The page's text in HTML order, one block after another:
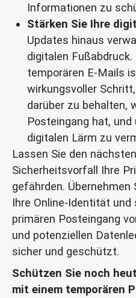
Informationen zu
Stärken Sie Ihre
Updates hinaus
digitalen
temporären E-Mails
wirkungsvoller
darüber zu behalten,
Posteingang hat,
digitalen Lärm zu
Lassen Sie den
Sicherheitsvorfall Ihre
gefährden. Übernehmen
Ihre Online-Identität und
primären Posteingang
und potenziellen
sicher und geschützt.
Schützen Sie noch
mit einem temporären